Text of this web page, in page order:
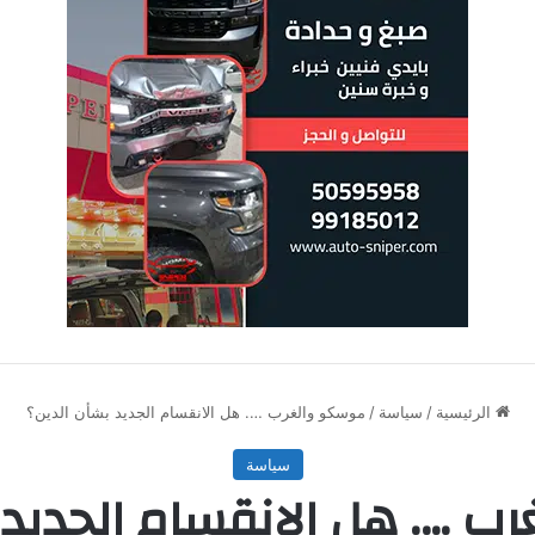
الرئيسية / سياسة / موسكو والغرب …. هل الانقسام الجديد بشأن الدين؟
سياسة